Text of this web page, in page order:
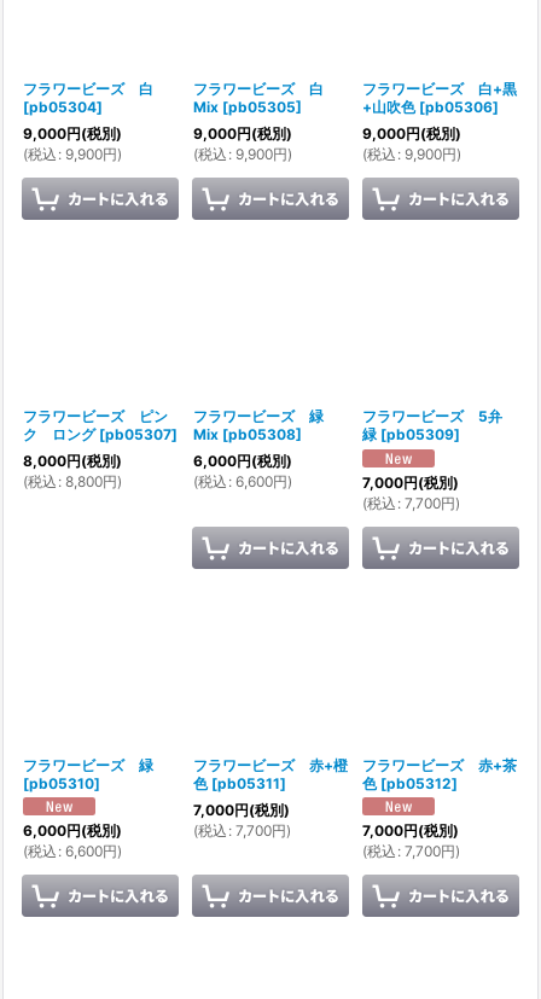
フラワービーズ 白
[pb05304]
9,000円(税別)
(税込 : 9,900円)
フラワービーズ 白
Mix [pb05305]
9,000円(税別)
(税込 : 9,900円)
フラワービーズ 白+黒
+山吹色 [pb05306]
9,000円(税別)
(税込 : 9,900円)
フラワービーズ ピン
ク ロング [pb05307]
8,000円(税別)
(税込 : 8,800円)
フラワービーズ 緑
Mix [pb05308]
6,000円(税別)
(税込 : 6,600円)
フラワービーズ 5弁
緑 [pb05309]
7,000円(税別)
(税込 : 7,700円)
フラワービーズ 緑
[pb05310]
6,000円(税別)
(税込 : 6,600円)
フラワービーズ 赤+橙
色 [pb05311]
7,000円(税別)
(税込 : 7,700円)
フラワービーズ 赤+茶
色 [pb05312]
7,000円(税別)
(税込 : 7,700円)